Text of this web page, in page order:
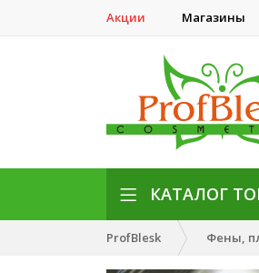
Акции Магазины
КАТАЛОГ
ProfBlesk Фены,